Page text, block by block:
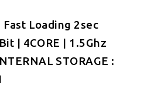
€329.00.
Loading 2sec
| 4CORE | 1.5Ghz
STORAGE :